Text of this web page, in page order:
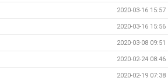
2020-03-16 15:57
2020-03-16 15:56
2020-03-08 09:51
2020-02-24 08:46
2020-02-19 07:38